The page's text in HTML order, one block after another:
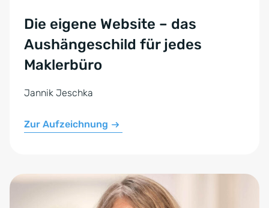
Die eigene Website – das
Aushängeschild für jedes
Maklerbüro
Jannik Jeschka
Zur Aufzeichnung